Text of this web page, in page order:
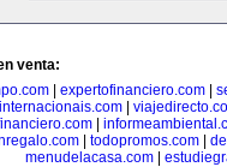
venta:
| expertofinanciero.com|
| todopromos.com|
menudelacasa.com